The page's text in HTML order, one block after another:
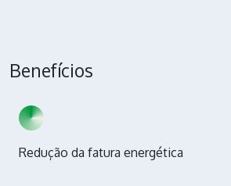
Benefícios
Redução da fatura energética